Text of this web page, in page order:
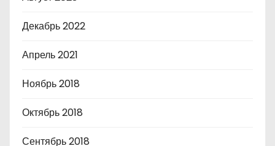
Декабрь 2022
Апрель 2021
Ноябрь 2018
Октябрь 2018
Сентябрь 2018